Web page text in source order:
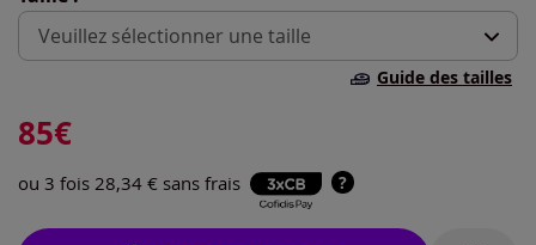
Veuillez sélectionner une taille
46 -En stock
Guide des tailles
85€
ou 3 fois 28,34 € sans frais ?